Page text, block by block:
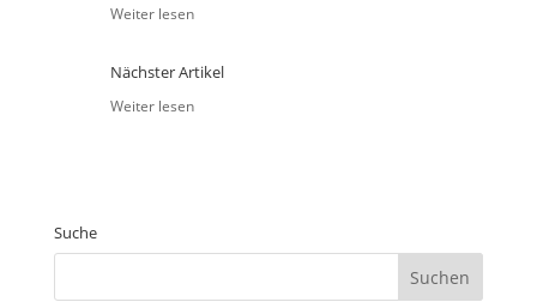
Weiter lesen
Nächster Artikel
Weiter lesen
Suche